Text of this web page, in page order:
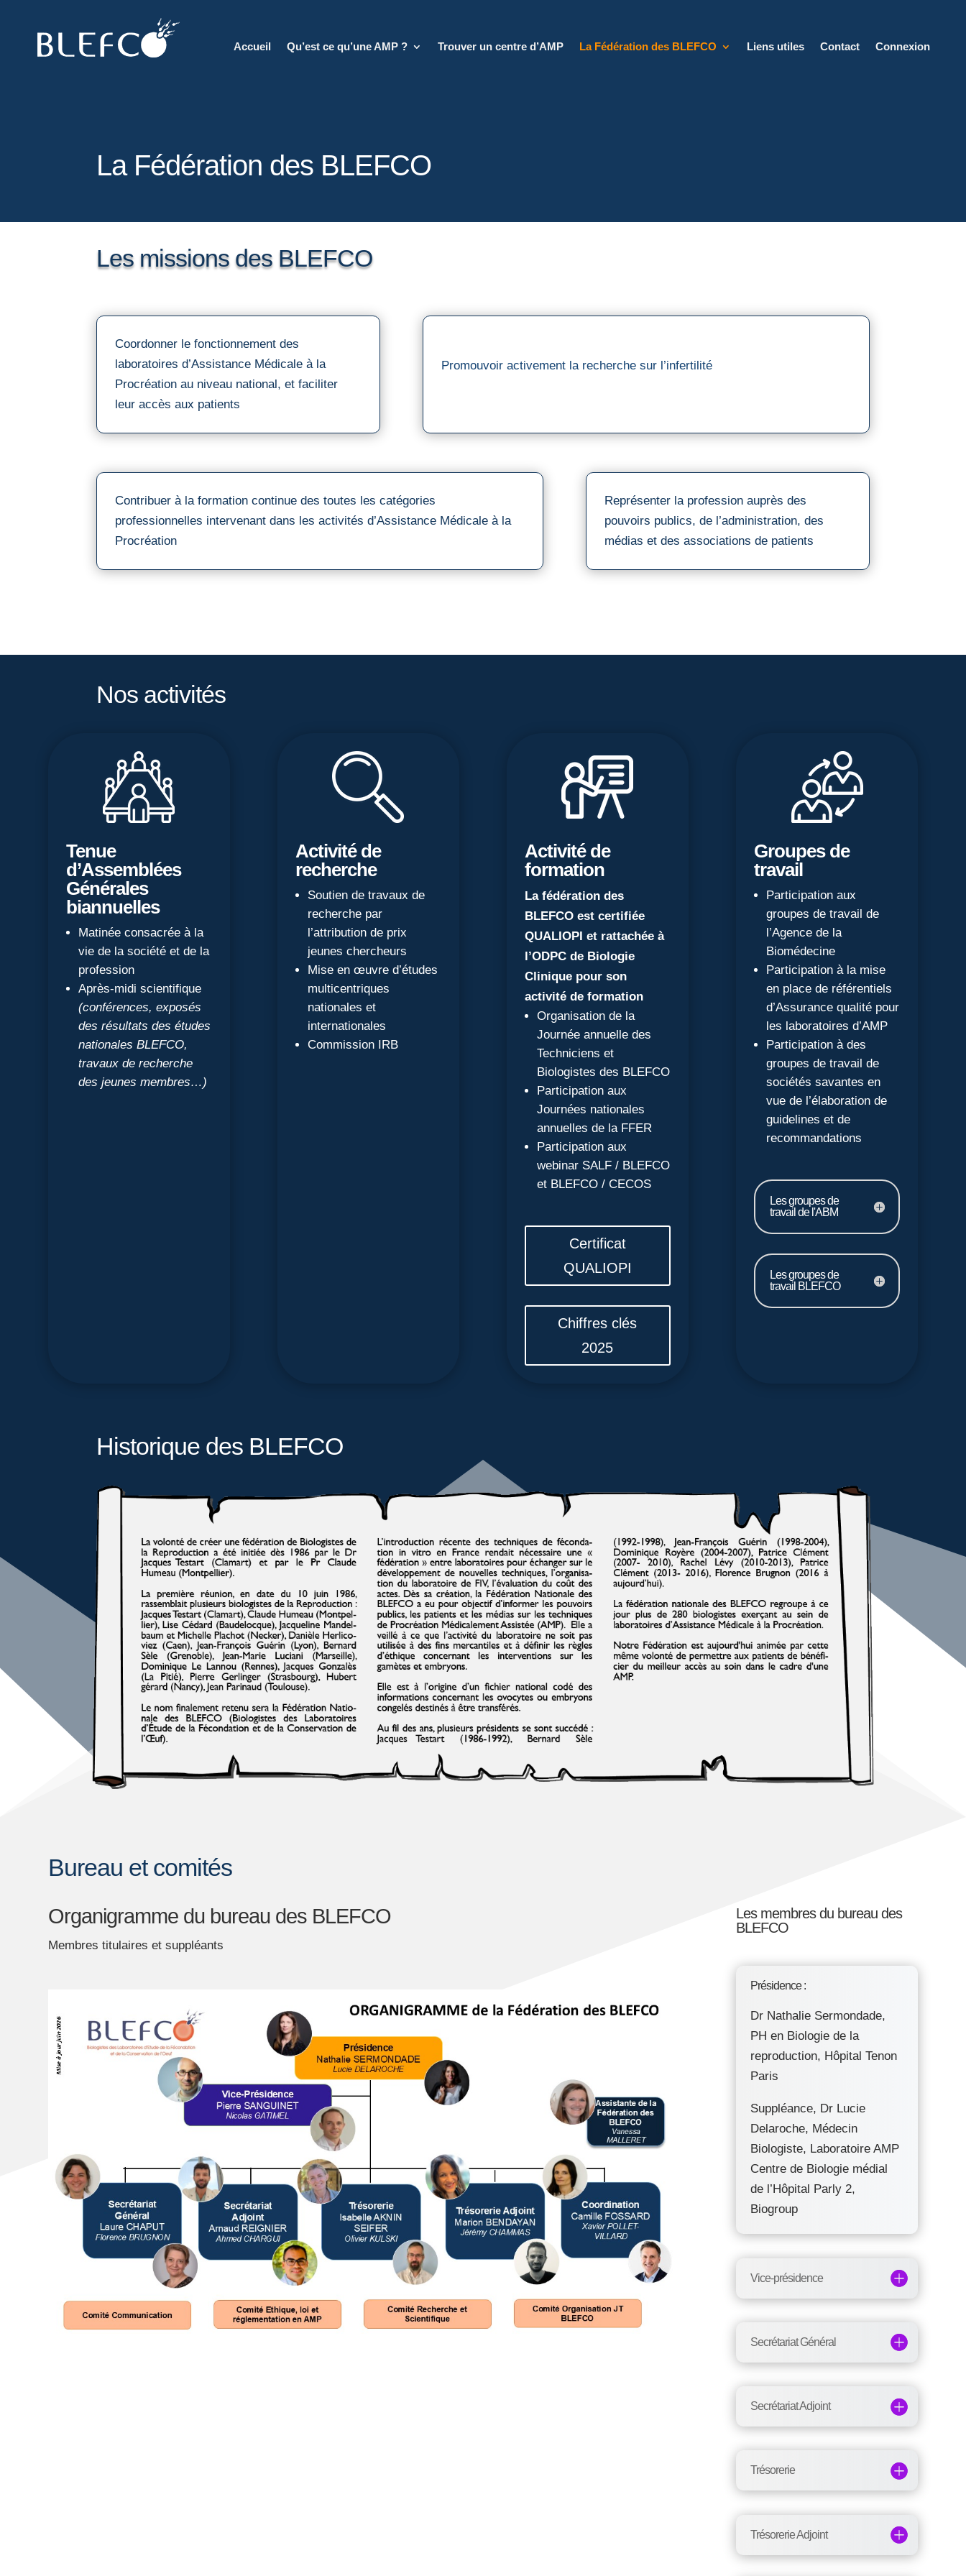
Accueil Qu’est ce qu’une AMP ? Trouver un centre d’AMP La Fédération des BLEFCO Liens utiles Contact Connexion
La Fédération des BLEFCO
Les missions des BLEFCO
Coordonner le fonctionnement des
laboratoires d’Assistance Médicale à la
Procréation au niveau national, et faciliter
leur accès aux patients
Promouvoir activement la recherche sur l’infertilité
Contribuer à la formation continue des toutes les catégories
professionnelles intervenant dans les activités d’Assistance Médicale à la
Procréation
Représenter la profession auprès des
pouvoirs publics, de l’administration, des
médias et des associations de patients
Nos activités
Tenue
d’Assemblées
Générales
biannuelles
Matinée consacrée à la
vie de la société et de la
profession
Après-midi scientifique
(conférences, exposés
des résultats des études
nationales BLEFCO,
travaux de recherche
des jeunes membres…)
Activité de
recherche
Soutien de travaux de
recherche par
l’attribution de prix
jeunes chercheurs
Mise en œuvre d’études
multicentriques
nationales et
internationales
Commission IRB
Activité de
formation
La fédération des
BLEFCO est certifiée
QUALIOPI et rattachée à
l’ODPC de Biologie
Clinique pour son
activité de formation
Organisation de la
Journée annuelle des
Techniciens et
Biologistes des BLEFCO
Participation aux
Journées nationales
annuelles de la FFER
Participation aux
webinar SALF / BLEFCO
et BLEFCO / CECOS
Certificat
QUALIOPI
Chiffres clés
2025
Groupes de
travail
Participation aux
groupes de travail de
l’Agence de la
Biomédecine
Participation à la mise
en place de référentiels
d’Assurance qualité pour
les laboratoires d’AMP
Participation à des
groupes de travail de
sociétés savantes en
vue de l’élaboration de
guidelines et de
recommandations
Les groupes de
travail de l'ABM
Les groupes de
travail BLEFCO
Historique des BLEFCO
Bureau et comités
Organigramme du bureau des BLEFCO
Membres titulaires et suppléants
Les membres du bureau des
BLEFCO
Présidence :
Dr Nathalie Sermondade,
PH en Biologie de la
reproduction, Hôpital Tenon
Paris
Suppléance, Dr Lucie
Delaroche, Médecin
Biologiste, Laboratoire AMP
Centre de Biologie médial
de l’Hôpital Parly 2,
Biogroup
Vice-présidence
Secrétariat Général
Secrétariat Adjoint
Trésorerie
Trésorerie Adjoint